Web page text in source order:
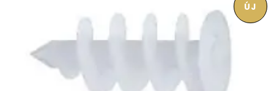
ÚJ